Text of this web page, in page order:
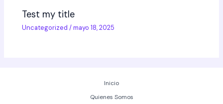
Test my title
Uncategorized /mayo 18, 2025
Inicio
Quienes Somos